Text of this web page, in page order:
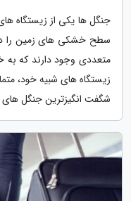
جنگل ها یکی از زیستگاه
سطح خشکی های زمین را
متعددی وجود دارند که به
زیستگاه های شبیه خود،
شگفت انگیزترین جنگل های